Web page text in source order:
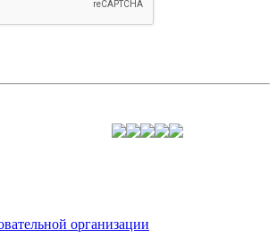
организации